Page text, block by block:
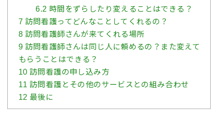
6.2 時間をずらしたり変えることはできる？
7 訪問看護ってどんなことしてくれるの？
8 訪問看護師さんが来てくれる場所
9 訪問看護師さんは同じ人に頼めるの？また変えて
もらうことはできる？
10 訪問看護の申し込み方
11 訪問看護とその他のサービスとの組み合わせ
12 最後に